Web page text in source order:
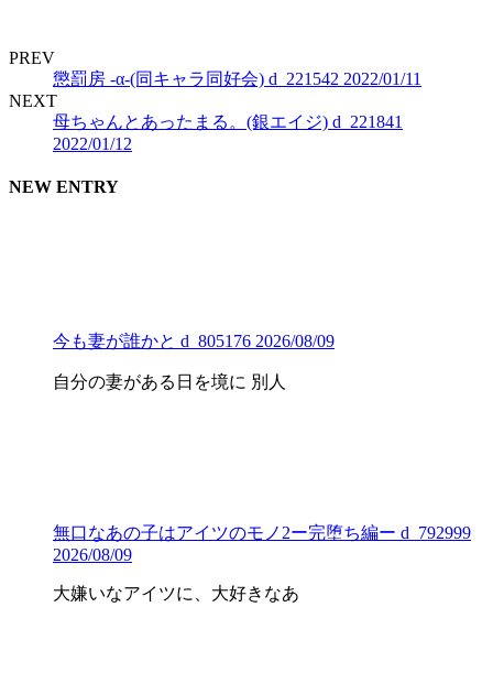
PREV
懲罰房 -α-(同キャラ同好会) d_221542 2022/01/11
NEXT
母ちゃんとあったまる。(銀エイジ) d_221841
2022/01/12
NEW ENTRY
今も妻が誰かと d_805176 2026/08/09
自分の妻がある日を境に 別人
無口なあの子はアイツのモノ2ー完堕ち編ー d_792999
2026/08/09
大嫌いなアイツに、大好きなあ